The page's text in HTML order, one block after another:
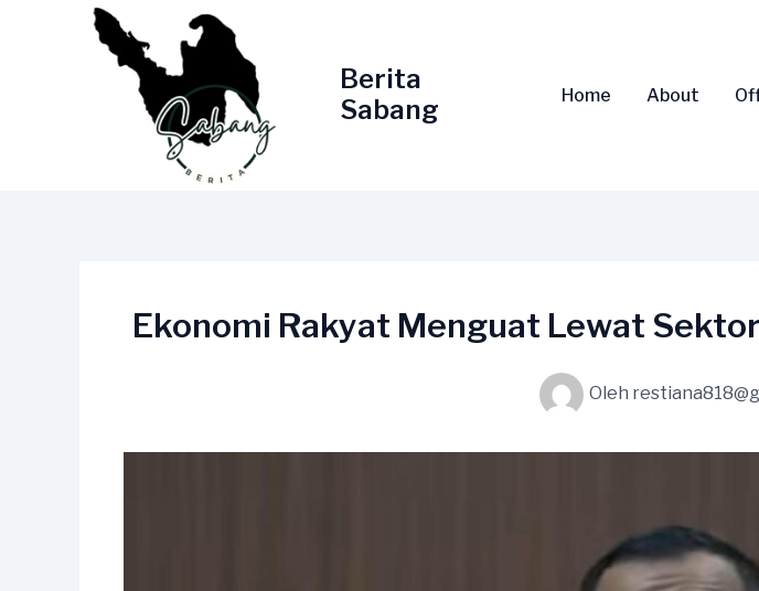
Berita
Sabang
Home About
Ekonomi Rakyat Menguat Lewat
Oleh